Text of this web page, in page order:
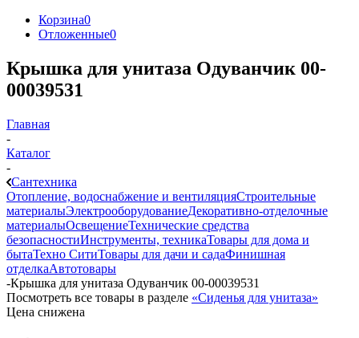
Корзина0
Отложенные0
Крышка для унитаза Одуванчик 00-
00039531
Главная
-
Каталог
-
Сантехника
Отопление, водоснабжение и вентиляцияСтроительные
материалыЭлектрооборудованиеДекоративно-отделочные
материалыОсвещениеТехнические средства
безопасностиИнструменты, техникаТовары для дома и
бытаТехно СитиТовары для дачи и садаФинишная
отделкаАвтотовары
-Крышка для унитаза Одуванчик 00-00039531
Посмотреть все товары в разделе «Сиденья для унитаза»
Цена снижена